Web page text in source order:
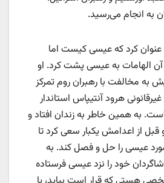
به انجام می‌رسید.
عنوان کرد که عیسی کیست اما
آن الهامات به عیسی پشت کرد. او
به مخالفت با رهبران روم تمرکز
هرود آنتیپاس استاندار
به همین خاطر به زندان افتاد و
از اعدامش یکبار سعی کرد تا
عیسی را حل و فصل کند. به
خود را نزد عیسی فرستاده